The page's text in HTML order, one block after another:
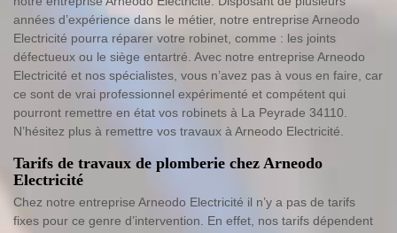
années d’expérience dans le métier, notre entreprise Arneodo
Electricité pourra réparer votre robinet, comme : les joints
défectueux ou le siège entartré. Avec notre entreprise Arneodo
Electricité et nos spécialistes, vous n’avez pas à vous en faire, car
ce sont de vrai professionnel expérimenté et compétent qui
pourront remettre en état vos robinets à La Peyrade 34110.
N’hésitez plus à remettre vos travaux à Arneodo Electricité.
Tarifs de travaux de plomberie chez Arneodo
Electricité
Chez notre entreprise Arneodo Electricité il n’y a pas de tarifs
fixes pour ce genre d’intervention. En effet, nos tarifs dépendent